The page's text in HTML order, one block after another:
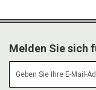
Melden Sie sich